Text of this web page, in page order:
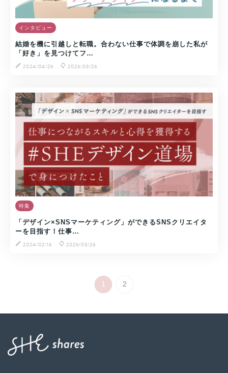
インタビュー
結婚を機に引越しと転職。合わない仕事で体調を崩した私が
「好き」を見つけてフ…
2024/04/26
2026/03/26
特集
「デザイン×SNSマーケティング」ができるSNSクリエイタ
ーを目指す！仕事…
2024/02/16
2026/03/26
1 2